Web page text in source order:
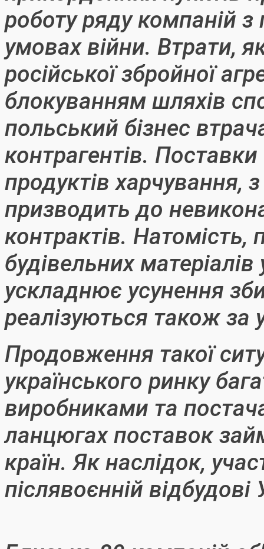
роботу ряду компаній
умовах війни. Втрати,
російської збройної
блокуванням шляхів
польський бізнес
контрагентів. Поставки
продуктів
призводить до
контрактів. Натомість,
будівельних
ускладнює усунення
реалізуються також за
Продовження такої
українського ринку
виробниками та
ланцюгах поставок
країн. Як наслідок,
післявоєнній